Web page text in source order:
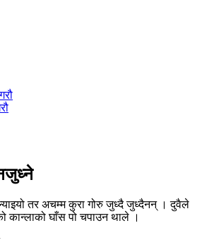
ल्याइयो तर अचम्म कुरा गोरु जुध्दै जुध्दैनन् । दुवैले
कान्लाको घाँस पो चपाउन थाले ।